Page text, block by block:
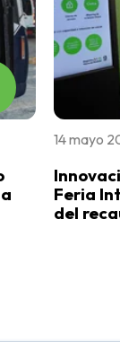
14 mayo
Feria
del